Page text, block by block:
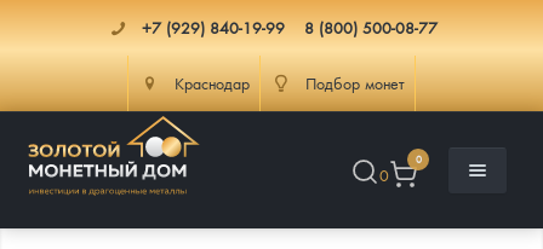
+7 (929) 840-19-99 8 (800) 500-08-77
Краснодар Подбор монет
0
0